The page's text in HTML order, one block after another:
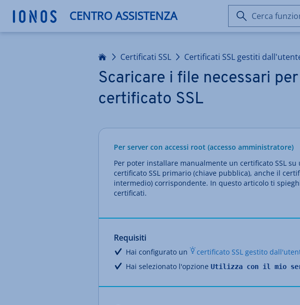
CENTRO ASSISTENZA
Homepage Certificati SSL Certificati SSL gestiti
Scaricare i file necessari
certificato SSL
Per server con accessi root (accesso amministratore)
Per poter installare manualmente un certificato SSL
certificato SSL primario (chiave pubblica), anche il
intermedio) corrispondente. In questo articolo ti
certificati.
Requisiti
Hai configurato un certificato SSL gestito
Hai selezionato l'opzione Utilizza con il mio